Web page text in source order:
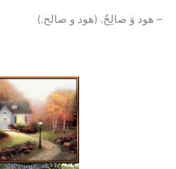
– هود وَ صالِحٌ. (هود و صالح.)